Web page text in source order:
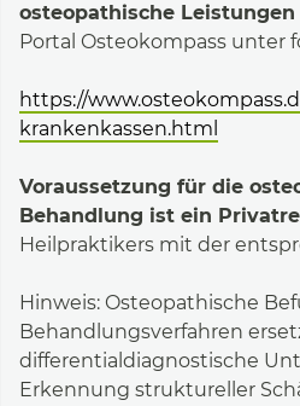
osteopathische Leistungen
Portal Osteokompass unter
https://
krankenkassen.html
Voraussetzung für die
Behandlung ist ein
Heilpraktikers mit der
Hinweis: Osteopathische
Behandlungsverfahren
differentialdiagnostische
Erkennung struktureller